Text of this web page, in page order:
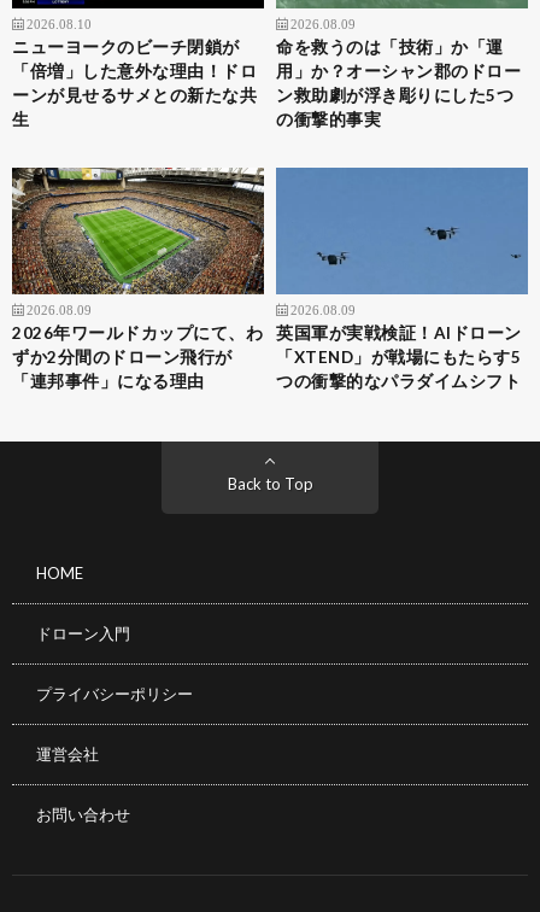
2026.08.10
ニューヨークのビーチ閉鎖が
「倍増」した意外な理由！ドロ
ーンが見せるサメとの新たな共
生
2026.08.09
命を救うのは「技術」か「運
用」か？オーシャン郡のドロー
ン救助劇が浮き彫りにした5つ
の衝撃的事実
2026.08.09
2026年ワールドカップにて、わ
ずか2分間のドローン飛行が
「連邦事件」になる理由
2026.08.09
英国軍が実戦検証！AIドローン
「XTEND」が戦場にもたらす5
つの衝撃的なパラダイムシフト
Back to Top
HOME
ドローン入門
プライバシーポリシー
運営会社
お問い合わせ